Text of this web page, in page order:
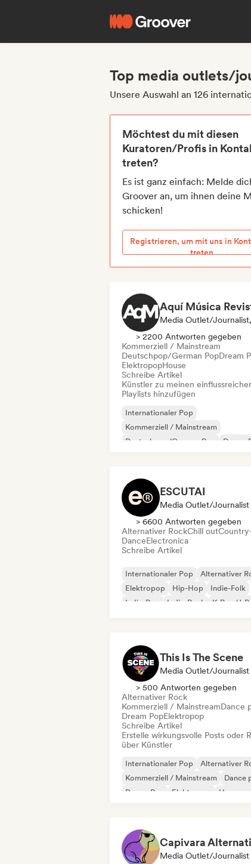
Top media outlets/
Unsere Auswahl an 126
Möchtest du mit diesen
Kuratoren/Profis in
treten?
Es ist ganz einfach: Melde
Groover an, um ihnen deine
schicken!
Registrieren, um mit uns in
treten
Aquí Música
> 2200 Antworten gegeben
Kommerziell / Mainstream
Deutschpop/German PopDream
ElektropopHouse
Schreibe Artikel
Künstler zu meinen
Playlists hinzufügen
Internationaler Pop
Kommerziell / Mainstream
Deutschpop/German Pop
Dream
ESCUTAI
Media Outlet/Journalist
> 6600 Antworten gegeben
Alternativer RockChill out
DanceElectronica
Schreibe Artikel
Internationaler Pop
Alternativer
Elektropop
Hip-Hop
Indie-Folk
Indie-Pop
Indie-Rock K-Pop/J-
This Is The Scene
Media Outlet/Journalist
> 500 Antworten gegeben
Alternativer Rock
Kommerziell / MainstreamDance
Dream PopElektropop
Schreibe Artikel
Erstelle wirkungsvolle Posts oder
über Künstler
Internationaler Pop
Alternativer
Kommerziell / Mainstream
Dance
Dream Pop
Elektropop
Hyperpop
Capivara
Media Outlet/Journalist